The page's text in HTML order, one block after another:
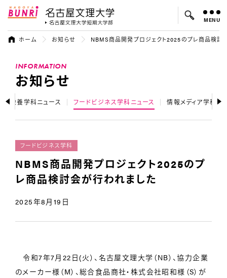
名古屋文理大学 名古屋文理大
よく検索されているキーワード：
MENU
ホーム お知らせ NBMS商品開発プロジェクト2025のプレ商品検討
INFORMATION
お知らせ
康栄養学科ニュース フードビジネス学科ニュース 情報メディア学科ニ
フードビジネス学科
NBMS商品開発プロジェクト2025のプ
レ商品検討会が行われました
2025年8月19日
令和7年7月22日(火）、名古屋文理大学（NB）、協力企業
のメーカー様（M）、総合食品商社・株式会社昭和様（S）が